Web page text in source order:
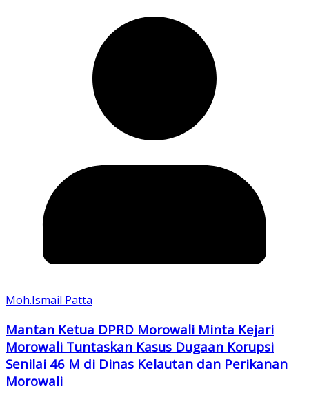
Moh.Ismail Patta
Mantan Ketua DPRD Morowali Minta Kejari
Morowali Tuntaskan Kasus Dugaan Korupsi
Senilai 46 M di Dinas Kelautan dan Perikanan
Morowali